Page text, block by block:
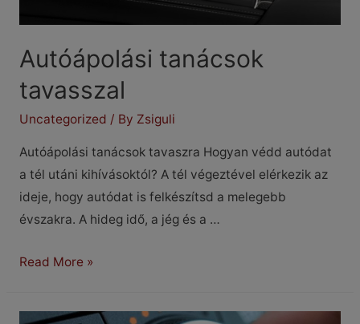
Autóápolási tanácsok
tavasszal
Uncategorized / By Zsiguli
Autóápolási tanácsok tavaszra Hogyan védd autódat
a tél utáni kihívásoktól? A tél végeztével elérkezik az
ideje, hogy autódat is felkészítsd a melegebb
évszakra. A hideg idő, a jég és a …
Autóápolási
Read More »